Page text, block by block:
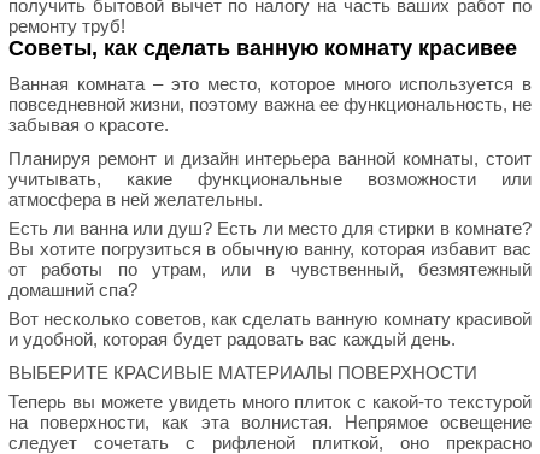
получить бытовой вычет по налогу на часть ваших работ по
ремонту труб!
Советы, как сделать ванную комнату красивее
Ванная комната – это место, которое много используется в
повседневной жизни, поэтому важна ее функциональность, не
забывая о красоте.
Планируя ремонт и дизайн интерьера ванной комнаты, стоит
учитывать, какие функциональные возможности или
атмосфера в ней желательны.
Есть ли ванна или душ? Есть ли место для стирки в комнате?
Вы хотите погрузиться в обычную ванну, которая избавит вас
от работы по утрам, или в чувственный, безмятежный
домашний спа?
Вот несколько советов, как сделать ванную комнату красивой
и удобной, которая будет радовать вас каждый день.
ВЫБЕРИТЕ КРАСИВЫЕ МАТЕРИАЛЫ ПОВЕРХНОСТИ
Теперь вы можете увидеть много плиток с какой-то текстурой
на поверхности, как эта волнистая. Непрямое освещение
следует сочетать с рифленой плиткой, оно прекрасно